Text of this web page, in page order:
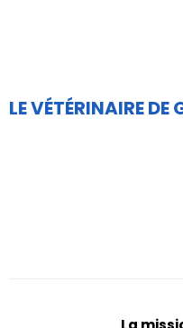
LE VÉTÉRINAIRE